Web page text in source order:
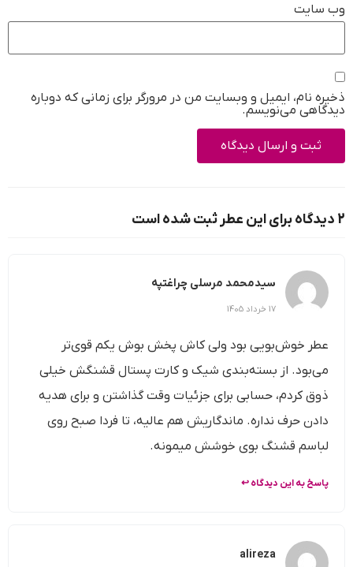
وب‌ سایت
ذخیره نام، ایمیل و وبسایت من در مرورگر برای زمانی که دوباره
دیدگاهی می‌نویسم.
2 دیدگاه برای این عطر ثبت شده است
سیدمحمد مرسلی چراغتپه
17 خرداد 1405
عطر خوش‌بویی بود ولی کاش پخش بوش یکم قوی‌تر
می‌بود. از بسته‌بندی شیک و کارت پستال قشنگش خیلی
ذوق کردم، حسابی برای جزئیات وقت گذاشتن و برای هدیه
دادن حرف نداره. ماندگاریش هم عالیه، تا فردا صبح روی
لباسم قشنگ بوی خوشش میمونه.
پاسخ به این دیدگاه ↩
alireza